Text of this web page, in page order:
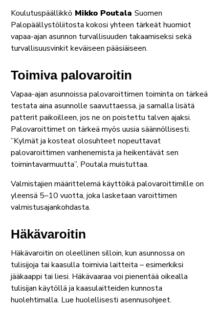
Koulutuspäällikkö Mikko PoutalaSuomen
Palopäällystöliitosta kokosi yhteen tärkeät huomiot
vapaa-ajan asunnon turvallisuuden takaamiseksi sekä
turvallisuusvinkit keväiseen pääsiäiseen.
Toimiva palovaroitin
Vapaa-ajan asunnoissa palovaroittimen toiminta on tärkeä
testata aina asunnolle saavuttaessa, ja samalla lisätä
patterit paikoilleen, jos ne on poistettu talven ajaksi.
Palovaroittimet on tärkeä myös uusia säännöllisesti.
”Kylmät ja kosteat olosuhteet nopeuttavat
palovaroittimen vanhenemista ja heikentävät sen
toimintavarmuutta”, Poutala muistuttaa.
Valmistajien määrittelemä käyttöikä palovaroittimille on
yleensä 5–10 vuotta, joka lasketaan varoittimen
valmistusajankohdasta.
Häkävaroitin
Häkävaroitin on oleellinen silloin, kun asunnossa on
tulisijoja tai kaasulla toimivia laitteita – esimerkiksi
jääkaappi tai liesi. Häkävaaraa voi pienentää oikealla
tulisijan käytöllä ja kaasulaitteiden kunnosta
huolehtimalla. Lue huolellisesti asennusohjeet.